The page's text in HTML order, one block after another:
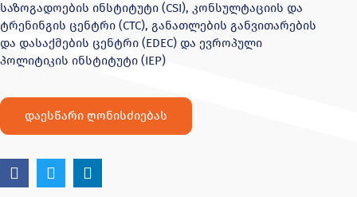
საზოგადოების ინსტიტუტი (CSI), კონსულტაციის და
ტრენინგის ცენტრი (CTC), განათლების განვითარების
და დასაქმების ცენტრი (EDEC) და ევროპული
პოლიტიკის ინსტიტუტი (IEP)
დაესწარი ღონისძიებას